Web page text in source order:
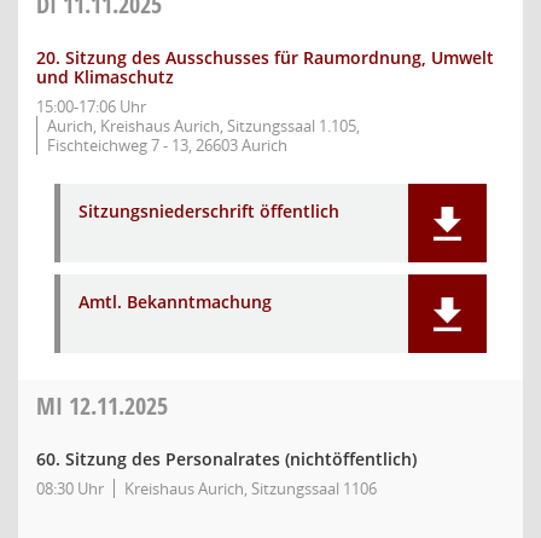
20. Sitzung des Ausschusses für Raumordnung, Umwelt
und Klimaschutz
15:00-17:06 Uhr
Aurich, Kreishaus Aurich, Sitzungssaal 1.105,
Fischteichweg 7 - 13, 26603 Aurich
Sitzungsniederschrift öffentlich
Amtl. Bekanntmachung
MI 12.11.2025
60. Sitzung des Personalrates (nichtöffentlich)
08:30 Uhr Kreishaus Aurich, Sitzungssaal 1106